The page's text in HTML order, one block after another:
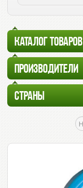
КАТАЛОГ ТОВАРОВ
ПРОИЗВОДИТЕЛИ
СТРАНЫ